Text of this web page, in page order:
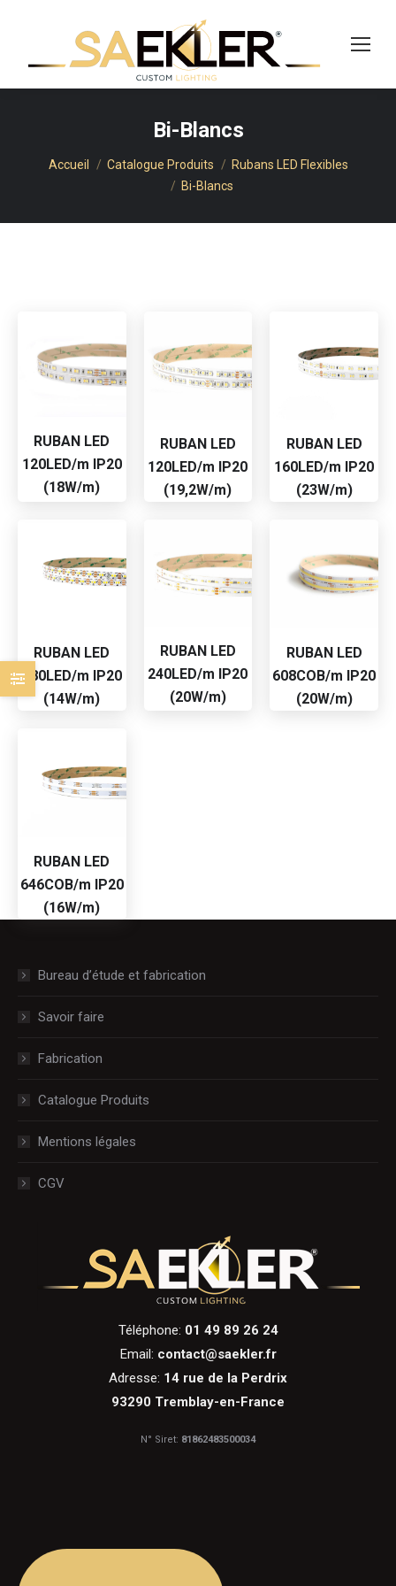
Bi-Blancs
Vous êtes ici :
Accueil Catalogue Produits
Rubans LED Flexibles
Bi-Blancs
RUBAN LED
120LED/m IP20
(18W/m)
RUBAN LED
120LED/m IP20
(19,2W/m)
RUBAN LED
160LED/m IP20
(23W/m)
RUBAN LED
180LED/m IP20
(14W/m)
RUBAN LED
240LED/m IP20
(20W/m)
RUBAN LED
608COB/m IP20
(20W/m)
RUBAN LED
646COB/m IP20
(16W/m)
Bureau d’étude et fabrication
Savoir faire
Fabrication
Catalogue Produits
Mentions légales
CGV
Téléphone: 01 49 89 26 24
Email: contact@saekler.fr
Adresse: 14 rue de la Perdrix
93290 Tremblay-en-France
N° Siret: 81862483500034